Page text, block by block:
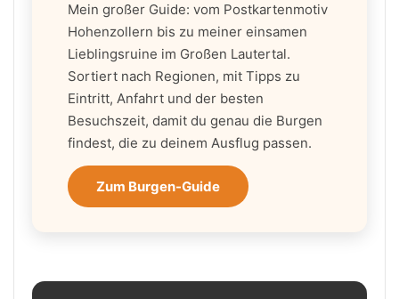
Mein großer Guide: vom Postkartenmotiv
Hohenzollern bis zu meiner einsamen
Lieblingsruine im Großen Lautertal.
Sortiert nach Regionen, mit Tipps zu
Eintritt, Anfahrt und der besten
Besuchszeit, damit du genau die Burgen
findest, die zu deinem Ausflug passen.
Zum Burgen-Guide